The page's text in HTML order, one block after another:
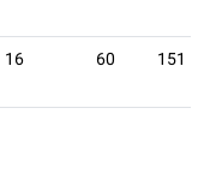
16 60 151